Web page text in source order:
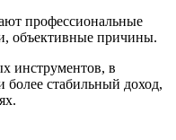
профессиональные
объективные причины.
инструментов, в
более стабильный доход,